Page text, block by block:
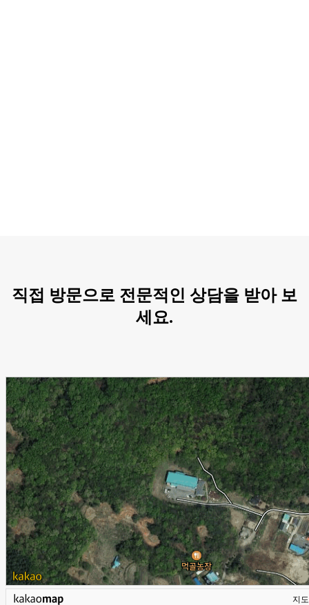
직접 방문으로 전문적인 상담을 받아 보
세요.
지